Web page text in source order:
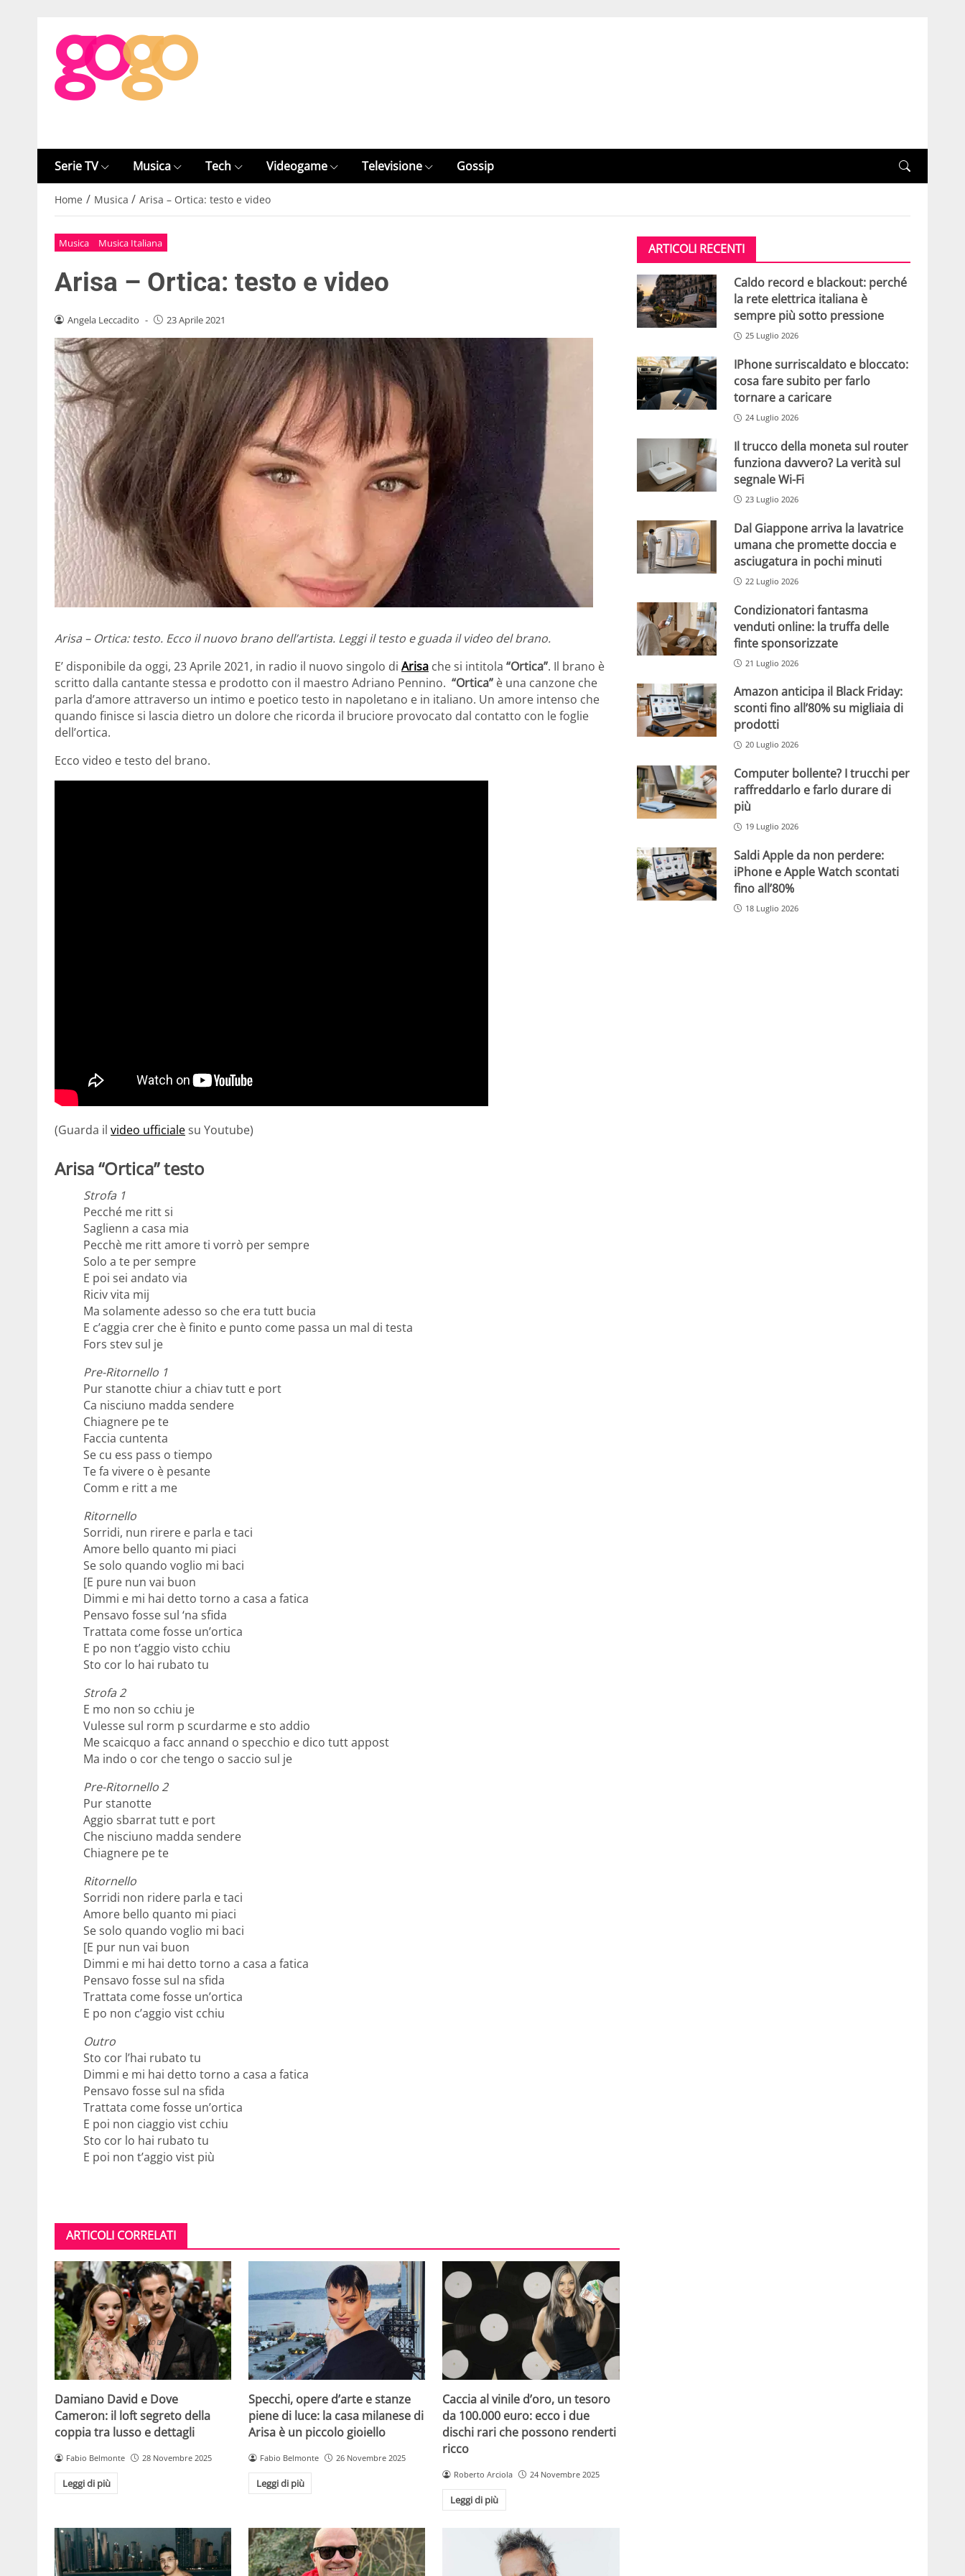
Serie TV Musica Tech Videogame Televisione Gossip
Home / Musica / Arisa – Ortica: testo e video
Musica Musica Italiana
Arisa – Ortica: testo e video
Angela Leccadito - 23 Aprile 2021
Arisa – Ortica: testo. Ecco il nuovo brano dell’artista. Leggi il testo e guada il video del brano.
E’ disponibile da oggi, 23 Aprile 2021, in radio il nuovo singolo di Arisa che si intitola “Ortica”. Il brano è
scritto dalla cantante stessa e prodotto con il maestro Adriano Pennino. “Ortica” è una canzone che
parla d’amore attraverso un intimo e poetico testo in napoletano e in italiano. Un amore intenso che
quando finisce si lascia dietro un dolore che ricorda il bruciore provocato dal contatto con le foglie
dell’ortica.
Ecco video e testo del brano.
(Guarda il video ufficialesu Youtube)
Arisa “Ortica” testo
Strofa 1
Pecché me ritt si
Saglienn a casa mia
Pecchè me ritt amore ti vorrò per sempre
Solo a te per sempre
E poi sei andato via
Riciv vita mij
Ma solamente adesso so che era tutt bucia
E c’aggia crer che è finito e punto come passa un mal di testa
Fors stev sul je
Pre-Ritornello 1
Pur stanotte chiur a chiav tutt e port
Ca nisciuno madda sendere
Chiagnere pe te
Faccia cuntenta
Se cu ess pass o tiempo
Te fa vivere o è pеsante
Comm e ritt a me
Ritornello
Sorridi, nun rirеre e parla e taci
Amore bello quanto mi piaci
Se solo quando voglio mi baci
[E pure nun vai buon
Dimmi e mi hai detto torno a casa a fatica
Pensavo fosse sul ‘na sfida
Trattata come fosse un’ortica
E po non t’aggio visto cchiu
Sto cor lo hai rubato tu
Strofa 2
E mo non so cchiu je
Vulesse sul rorm p scurdarme e sto addio
Me scaicquo a facc annand o specchio e dico tutt appost
Ma indo o cor che tengo o saccio sul je
Pre-Ritornello 2
Pur stanotte
Aggio sbarrat tutt e port
Che nisciuno madda sendere
Chiagnere pe te
Ritornello
Sorridi non ridere parla e taci
Amore bello quanto mi piaci
Se solo quando voglio mi baci
[E pur nun vai buon
Dimmi e mi hai detto torno a casa a fatica
Pensavo fosse sul na sfida
Trattata come fosse un’ortica
E po non c’aggio vist cchiu
Outro
Sto cor l’hai rubato tu
Dimmi e mi hai detto torno a casa a fatica
Pensavo fosse sul na sfida
Trattata come fosse un’ortica
E poi non ciaggio vist cchiu
Sto cor lo hai rubato tu
E poi non t’aggio vist più
ARTICOLI CORRELATI
Damiano David e Dove
Cameron: il loft segreto della
coppia tra lusso e dettagli
Fabio Belmonte 28 Novembre 2025
Leggi di più
Specchi, opere d’arte e stanze
piene di luce: la casa milanese di
Arisa è un piccolo gioiello
Fabio Belmonte 26 Novembre 2025
Leggi di più
Caccia al vinile d’oro, un tesoro
da 100.000 euro: ecco i due
dischi rari che possono renderti
ricco
Roberto Arciola 24 Novembre 2025
Leggi di più
ARTICOLI RECENTI
Caldo record e blackout: perché
la rete elettrica italiana è
sempre più sotto pressione
25 Luglio 2026
IPhone surriscaldato e bloccato:
cosa fare subito per farlo
tornare a caricare
24 Luglio 2026
Il trucco della moneta sul router
funziona davvero? La verità sul
segnale Wi-Fi
23 Luglio 2026
Dal Giappone arriva la lavatrice
umana che promette doccia e
asciugatura in pochi minuti
22 Luglio 2026
Condizionatori fantasma
venduti online: la truffa delle
finte sponsorizzate
21 Luglio 2026
Amazon anticipa il Black Friday:
sconti fino all’80% su migliaia di
prodotti
20 Luglio 2026
Computer bollente? I trucchi per
raffreddarlo e farlo durare di
più
19 Luglio 2026
Saldi Apple da non perdere:
iPhone e Apple Watch scontati
fino all’80%
18 Luglio 2026